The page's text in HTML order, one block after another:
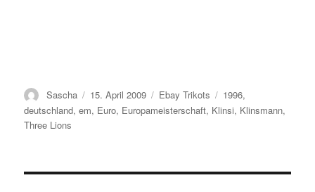
Autor
Sascha
Veröffentlicht
am
15. April 2009 Kategorien
Ebay Trikots Schlagwörter
1996,
deutschland,em, Euro, Europameisterschaft, Klinsi, Klinsmann,
Three Lions